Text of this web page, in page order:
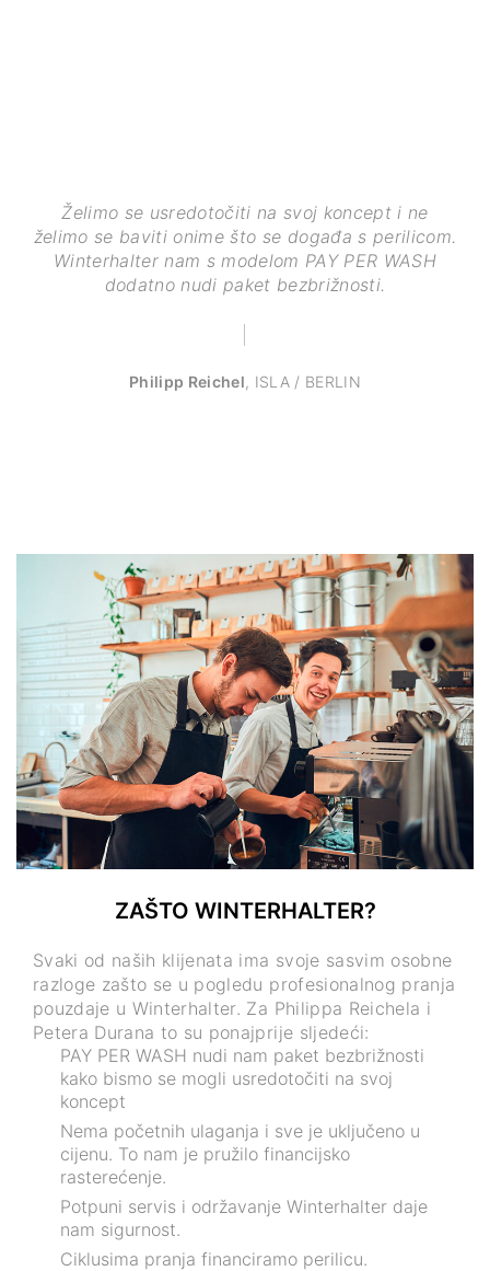
Želimo se usredotočiti na svoj koncept i ne
želimo se baviti onime što se događa s perilicom.
Winterhalter nam s modelom PAY PER WASH
dodatno nudi paket bezbrižnosti.
Philipp Reichel, ISLA / BERLIN
ZAŠTO WINTERHALTER?
Svaki od naših klijenata ima svoje sasvim osobne
razloge zašto se u pogledu profesionalnog pranja
pouzdaje u Winterhalter. Za Philippa Reichela i
Petera Durana to su ponajprije sljedeći:
PAY PER WASH nudi nam paket bezbrižnosti
kako bismo se mogli usredotočiti na svoj
koncept
Nema početnih ulaganja i sve je uključeno u
cijenu. To nam je pružilo financijsko
rasterećenje.
Potpuni servis i održavanje Winterhalter daje
nam sigurnost.
Ciklusima pranja financiramo perilicu.